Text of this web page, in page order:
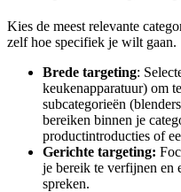
Kies de meest relevante
zelf hoe specifiek je wilt gaan.
Brede targeting:
keukenapparatuur) om
subcategorieën
bereiken binnen je
productintroducties of
Gerichte targeting:
je bereik te verfijnen en
spreken.